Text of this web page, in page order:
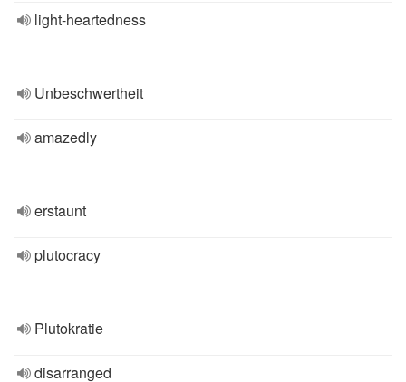
light-heartedness
Unbeschwertheit
amazedly
erstaunt
plutocracy
Plutokratie
disarranged